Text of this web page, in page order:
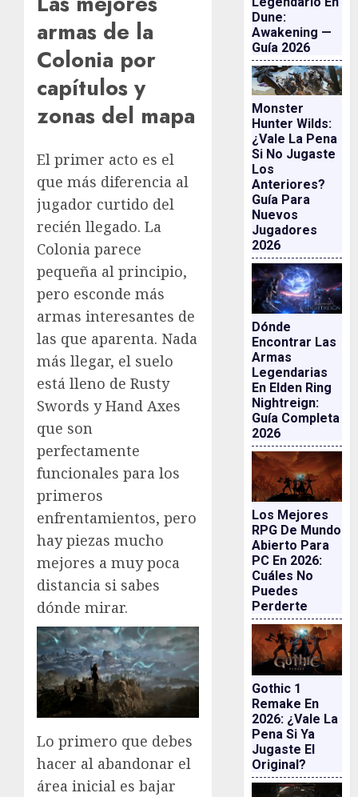
armas de la
Colonia por
capítulos y
zonas del mapa
El primer acto es el
que más diferencia al
jugador curtido del
recién llegado. La
Colonia parece
pequeña al principio,
pero esconde más
armas interesantes de
las que aparenta. Nada
más llegar, el suelo
está lleno de Rusty
Swords y Hand Axes
que son
perfectamente
funcionales para los
primeros
enfrentamientos, pero
hay piezas mucho
mejores a muy poca
distancia si sabes
dónde mirar.
Lo primero que debes
hacer al abandonar el
área inicial es bajar
Dune:
Awakening —
Guía 2026
Monster
Hunter Wilds:
¿vale La Pena
Si No Jugaste
Los
Anteriores?
Guía Para
Nuevos
Jugadores
2026
Dónde
Encontrar Las
Armas
Legendarias
En Elden Ring
Nightreign:
Guía Completa
2026
Los Mejores
RPG De Mundo
Abierto Para
PC En 2026:
Cuáles No
Puedes
Perderte
Gothic 1
Remake En
2026: ¿vale La
Pena Si Ya
Jugaste El
Original?